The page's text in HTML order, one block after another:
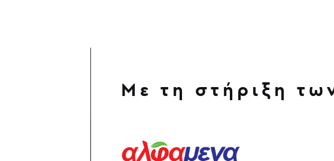
Με τη στήριξη